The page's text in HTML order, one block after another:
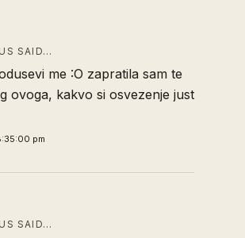
SAID…
me :O zapratila sam te
ovoga, kakvo si osvezenje just
pm
SAID…